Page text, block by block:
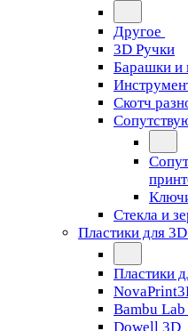
Другое
3D Ручки
Барашки и
Скотч
Стекла и
Пластики для
Пластики
Bambu Lab
Dowell 3D